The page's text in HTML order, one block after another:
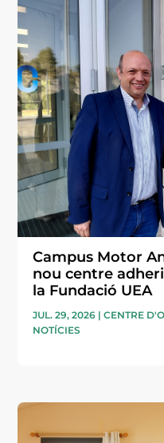
Campus Motor
nou centre
la Fundació UEA
JUL. 29, 2026 |CENTRE
NOTÍCIES